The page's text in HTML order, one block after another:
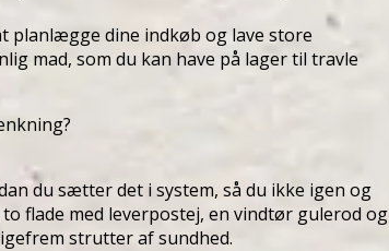
planlægge dine indkøb og lave store
mad, som du kan have på lager til travle
du sætter det i system, så du ikke igen og
flade med leverpostej, en vindtør gulerod og
strutter af sundhed.